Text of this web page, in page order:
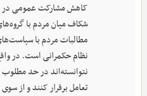
کاهش مشارکت عمومی در
شکاف میان مردم با
مطالبات مردم با
نظام حکمرانی است. در
نتوانسته‌اند در حد مطلوب
تعامل برقرار کنند و از